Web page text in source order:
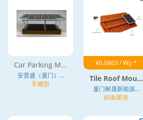
Car Parking M...
安普盛（厦门）...
车棚型
¥0.0863 / Wp *
Tile Roof Mou...
厦门耐晟新能源...
斜面屋顶